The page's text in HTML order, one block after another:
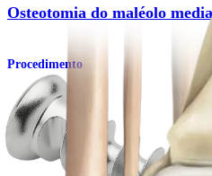
Osteotomia do maléolo
Procedimento
Como podemos ajudar?
Contacte um representante
Veja eventos, laboratórios e
Inscreva-se para receber: O que há de
Conecte-se conosco